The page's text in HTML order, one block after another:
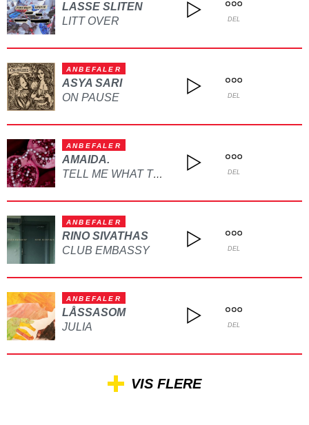
LASSE SLITEN
LITT OVER
DEL
ANBEFALER
ASYA SARI
ON PAUSE
DEL
ANBEFALER
AMAIDA.
TELL ME WHAT TO DO DEL
ANBEFALER
RINO SIVATHAS
CLUB EMBASSY
DEL
ANBEFALER
LÅSSASOM
JULIA
DEL
VIS FLERE